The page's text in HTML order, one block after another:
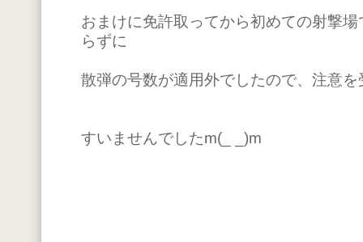
おまけに免許取ってから初めての射撃
らずに
散弾の号数が適用外でしたので、注意を
すいませんでしたm(_ _)m